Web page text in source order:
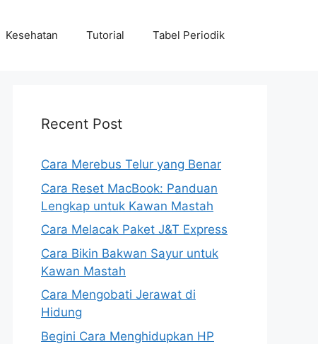
Kesehatan Tutorial Tabel Periodik
Recent Post
Cara Merebus Telur yang Benar
Cara Reset MacBook: Panduan
Lengkap untuk Kawan Mastah
Cara Melacak Paket J&T Express
Cara Bikin Bakwan Sayur untuk
Kawan Mastah
Cara Mengobati Jerawat di
Hidung
Begini Cara Menghidupkan HP